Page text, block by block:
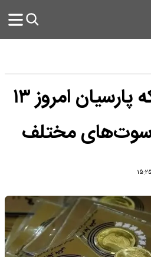
قیمت انواع سکه پارسیان امروز ۱۳